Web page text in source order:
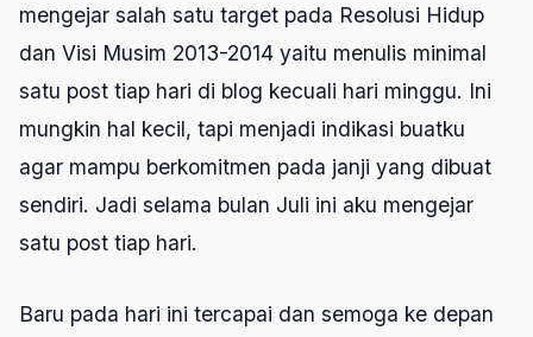
mengejar salah satu target pada Resolusi Hidup
dan Visi Musim 2013-2014 yaitu menulis minimal
satu post tiap hari di blog kecuali hari minggu. Ini
mungkin hal kecil, tapi menjadi indikasi buatku
agar mampu berkomitmen pada janji yang dibuat
sendiri. Jadi selama bulan Juli ini aku mengejar
satu post tiap hari.
Baru pada hari ini tercapai dan semoga ke depan